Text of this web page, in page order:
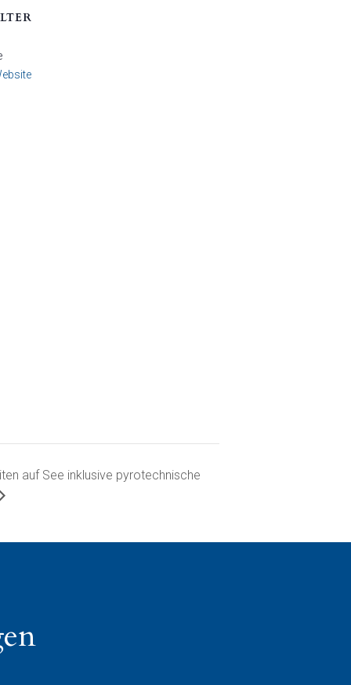
auf See inklusive pyrotechnische